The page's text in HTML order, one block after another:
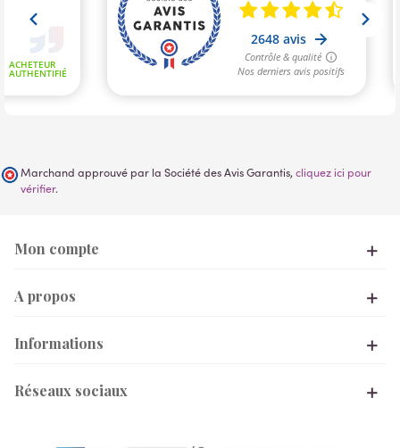
Marchand approuvé par la Société des Avis Garantis, cliquez ici pour
vérifier.
Mon compte
A propos
Informations
Réseaux sociaux